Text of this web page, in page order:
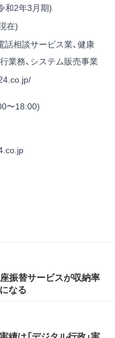
和2年3月期)
在)
話相談サービス業、健康
業務、システム販売事業
〜18:00)
振替サービスが収納率
なる